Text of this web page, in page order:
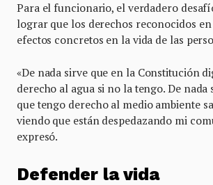
Para el funcionario, el verdadero
lograr que los derechos reconocidos
efectos concretos en la vida de las
«De nada sirve que en la Constitución
derecho al agua si no la tengo. De nada
que tengo derecho al medio ambiente
viendo que están despedazando mi
expresó.
Defender la vida